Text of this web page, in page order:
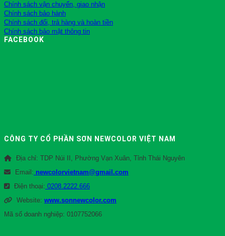
Chính sách vận chuyển, giao nhận
Chính sách bảo hành
Chính sách đổi, trả hàng và hoàn tiền
Chính sách bảo mật thông tin
FACEBOOK
CÔNG TY CỔ PHẦN SƠN NEWCOLOR VIỆT NAM
Địa chỉ: TDP Núi II, Phường Vạn Xuân, Tỉnh Thái Nguyên
Email: newcolorvietnam@gmail.com
Điện thoại: 0208.2222.666
Website: www.sonnewcolor.com
Mã số doanh nghiệp: 0107752066